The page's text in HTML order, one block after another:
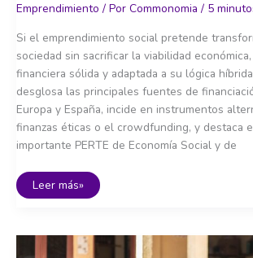
Emprendimiento / Por Commonomia / 5
Si el emprendimiento social pretende
sociedad sin sacrificar la viabilidad
financiera sólida y adaptada a su lógica
desglosa las principales fuentes de
Europa y España, incide en instrumentos
finanzas éticas o el crowdfunding, y destaca
importante PERTE de Economía Social y de
Financiar
Leer más»